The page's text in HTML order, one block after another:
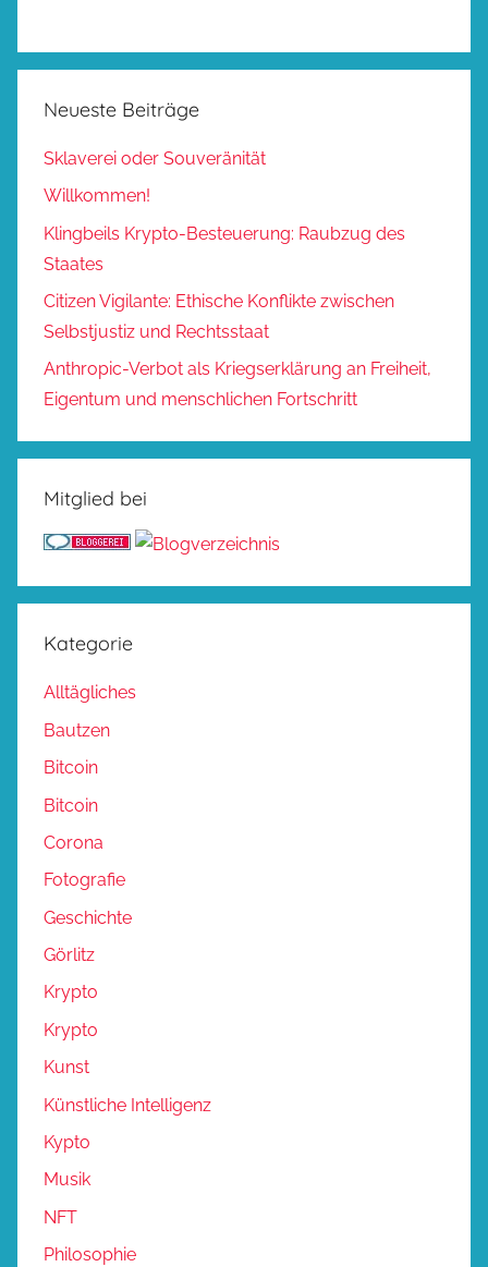
Neueste Beiträge
Sklaverei oder Souveränität
Willkommen!
Klingbeils Krypto-Besteuerung: Raubzug des
Staates
Citizen Vigilante: Ethische Konflikte zwischen
Selbstjustiz und Rechtsstaat
Anthropic-Verbot als Kriegserklärung an Freiheit,
Eigentum und menschlichen Fortschritt
Mitglied bei
Kategorie
Alltägliches
Bautzen
Bitcoin
Bitcoin
Corona
Fotografie
Geschichte
Görlitz
Krypto
Krypto
Kunst
Künstliche Intelligenz
Kypto
Musik
NFT
Philosophie